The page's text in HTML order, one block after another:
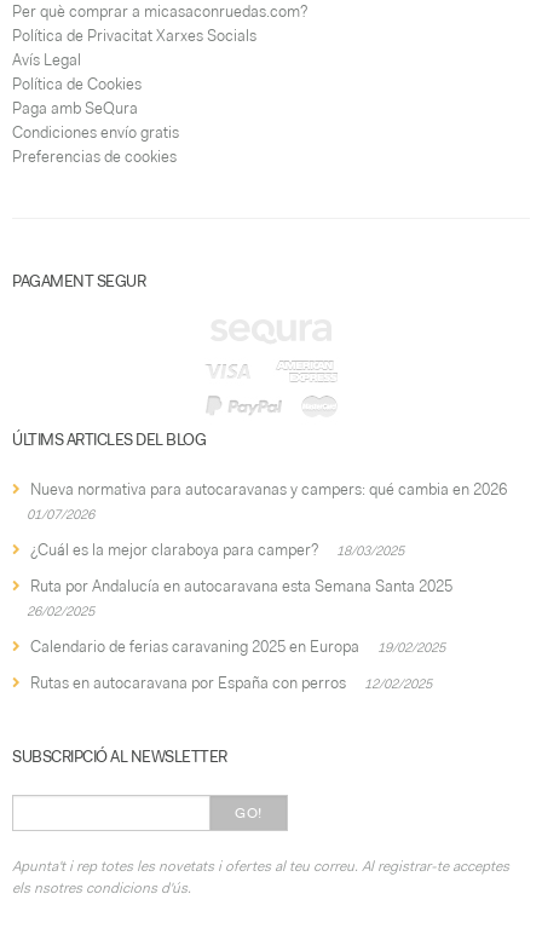
Per què comprar a micasaconruedas.com?
Política de Privacitat Xarxes Socials
Avís Legal
Política de Cookies
Paga amb SeQura
Condiciones envío gratis
Preferencias de cookies
PAGAMENT SEGUR
ÚLTIMS ARTICLES DEL BLOG
Nueva normativa para autocaravanas y campers: qué cambia en 2026
01/07/2026
¿Cuál es la mejor claraboya para camper? 18/03/2025
Ruta por Andalucía en autocaravana esta Semana Santa 2025
26/02/2025
Calendario de ferias caravaning 2025 en Europa 19/02/2025
Rutas en autocaravana por España con perros 12/02/2025
SUBSCRIPCIÓ AL NEWSLETTER
GO!
Apunta't i rep totes les novetats i ofertes al teu correu. Al registrar-te acceptes
els nsotres condicions d'ús.